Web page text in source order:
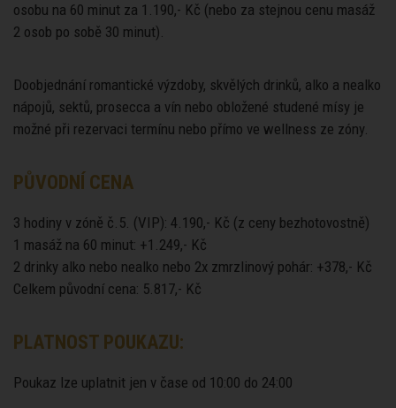
osobu na 60 minut za 1.190,- Kč (nebo za stejnou cenu masáž
2 osob po sobě 30 minut).
Doobjednání romantické výzdoby, skvělých drinků, alko a nealko
nápojů, sektů, prosecca a vín nebo obložené studené mísy je
možné při rezervaci termínu nebo přímo ve wellness ze zóny.
PŮVODNÍ CENA
3 hodiny v zóně č.5. (VIP): 4.190,- Kč (z ceny bezhotovostně)
1 masáž na 60 minut: +1.249,- Kč
2 drinky alko nebo nealko nebo 2x zmrzlinový pohár: +378,- Kč
Celkem původní cena: 5.817,- Kč
PLATNOST POUKAZU:
Poukaz lze uplatnit jen v čase od 10:00 do 24:00